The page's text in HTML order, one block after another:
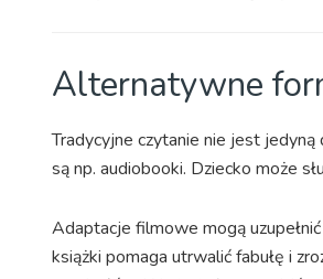
Alternatywne
Tradycyjne czytanie nie jest
są np. audiobooki. Dziecko może
Adaptacje filmowe mogą
książki pomaga utrwalić fabułę i